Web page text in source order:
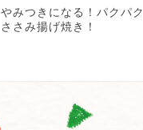
やみつきになる！パクパク
ささみ揚げ焼き！